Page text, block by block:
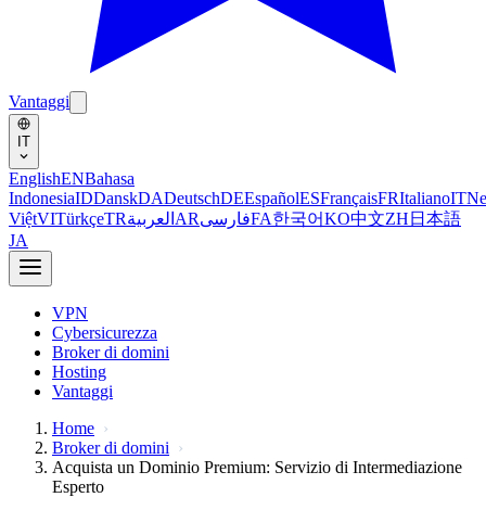
Vantaggi
IT
EnglishENBahasa
IndonesiaIDDanskDADeutschDEEspañolESFrançaisFRItalianoIT
ViệtVITürkçeTRالعربية ARفارسیFA한국어KO中文ZH 日本語
JA
VPN
Cybersicurezza
Broker di domini
Hosting
Vantaggi
Home
Broker di domini
Acquista un Dominio Premium: Servizio di Intermediazione
Esperto